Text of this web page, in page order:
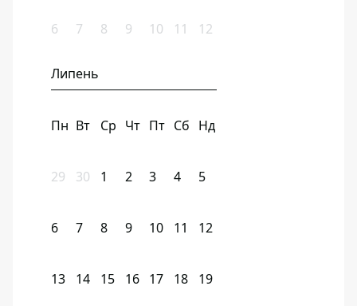
6 7 8 9 10 11 12
Липень
Пн Вт Ср Чт Пт Сб Нд
29 30 1 2 3 4 5
6 7 8 9 10 11 12
13 14 15 16 17 18 19